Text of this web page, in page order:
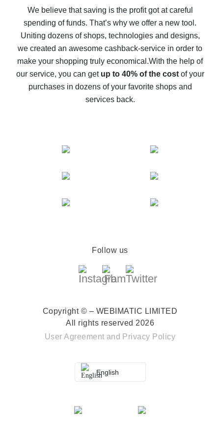
back
10% cash back on AliExpress - the impossible is
possible
The best cash back on AliExpress - how to find it
The best cash back service for AliExpress - let's
compare offers
We believe that saving is the profit got at careful
spending of funds. That’s why we offer a new tool.
Uniting dozens of shops, technologies and designs,
we created an awesome cashback-service in order to
make your shopping truly economical.With the help of
our service, you can get up to 40% of the costof your
purchases in dozens of your favorite shops and
services back.
Follow us
Copyright © – WEBIMATIC LIMITED
All rights reserved 2026
User Agreement and Privacy Policy
English